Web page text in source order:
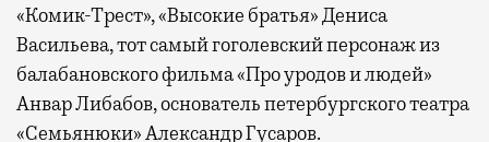
«Комик-Трест», «Высокие братья» Дениса
Васильева, тот самый гоголевский персонаж из
балабановского фильма «Про уродов и людей»
Анвар Либабов, основатель петербургского театра
«Семьянюки» Александр Гусаров.